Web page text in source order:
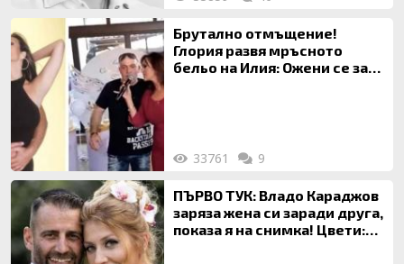
Брутално отмъщение!
Глория развя мръсното
бельо на Илия: Ожени се за
33761 9
ПЪРВО ТУК: Владо Караджов
заряза жена си заради друга,
показа я на снимка! Цвети: